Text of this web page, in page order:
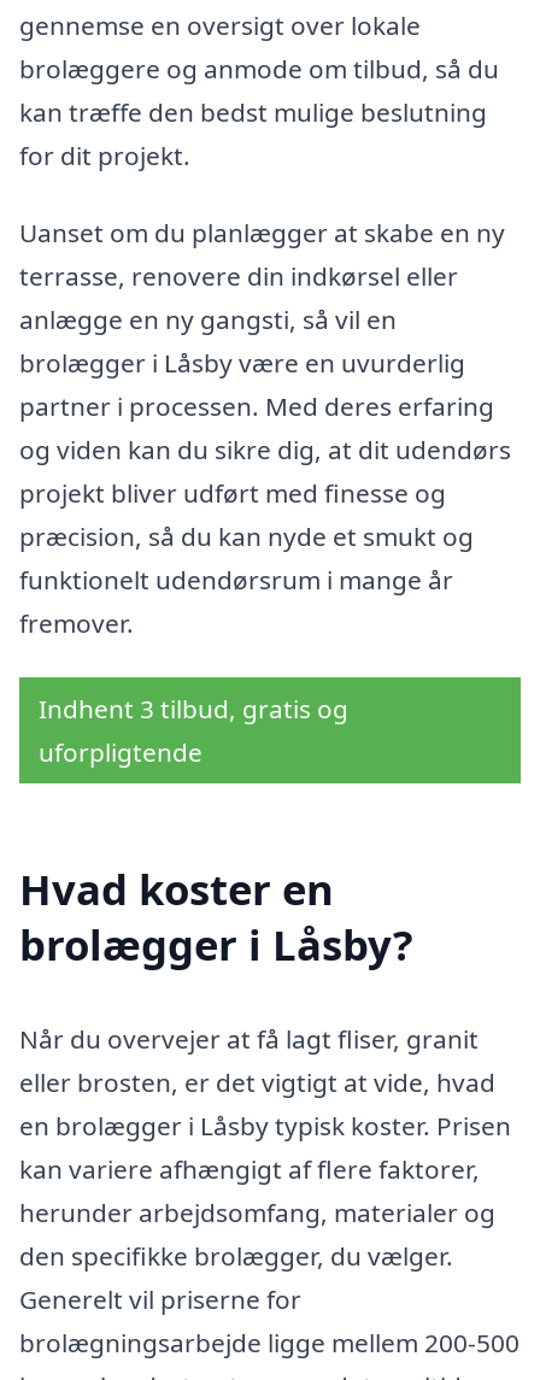
gennemse en oversigt over lokale
brolæggere og anmode om tilbud, så du
kan træffe den bedst mulige beslutning
for dit projekt.
Uanset om du planlægger at skabe en ny
terrasse, renovere din indkørsel eller
anlægge en ny gangsti, så vil en
brolægger i Låsby være en uvurderlig
partner i processen. Med deres erfaring
og viden kan du sikre dig, at dit udendørs
projekt bliver udført med finesse og
præcision, så du kan nyde et smukt og
funktionelt udendørsrum i mange år
fremover.
Indhent 3 tilbud, gratis og
uforpligtende
Hvad koster en
brolægger i Låsby?
Når du overvejer at få lagt fliser, granit
eller brosten, er det vigtigt at vide, hvad
en brolægger i Låsby typisk koster. Prisen
kan variere afhængigt af flere faktorer,
herunder arbejdsomfang, materialer og
den specifikke brolægger, du vælger.
Generelt vil priserne for
brolægningsarbejde ligge mellem 200-500